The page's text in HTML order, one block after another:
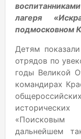
лагеря
подмосковном
Детям
отрядов по
годы Великой
командирах
дальнейшем